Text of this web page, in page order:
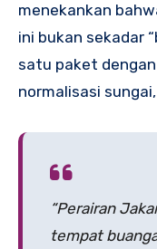
menekankan
ini bukan sekadar
satu paket
normalisasi
“Perairan
tempat